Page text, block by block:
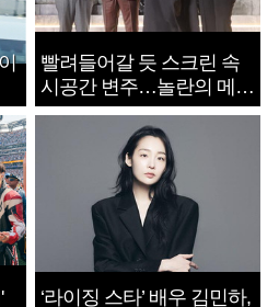
빨려들어갈 듯 스크린 속
시공간 변주…놀란의 메시
지는 ‘전쟁 속죄’
‘라이징 스타’ 배우 김민하,